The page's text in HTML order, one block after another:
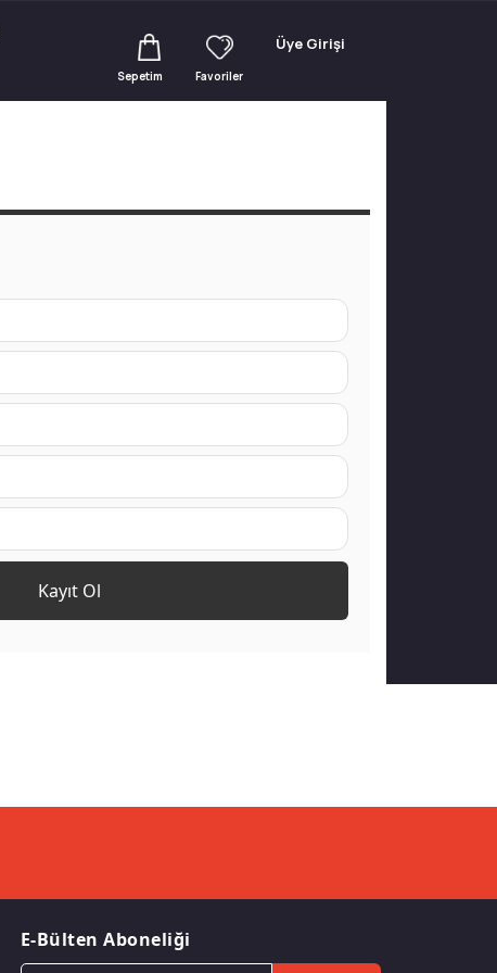
Kayıt Ol
Üye Girişi
Favoriler
Sepetim
E-Bülten Aboneliği